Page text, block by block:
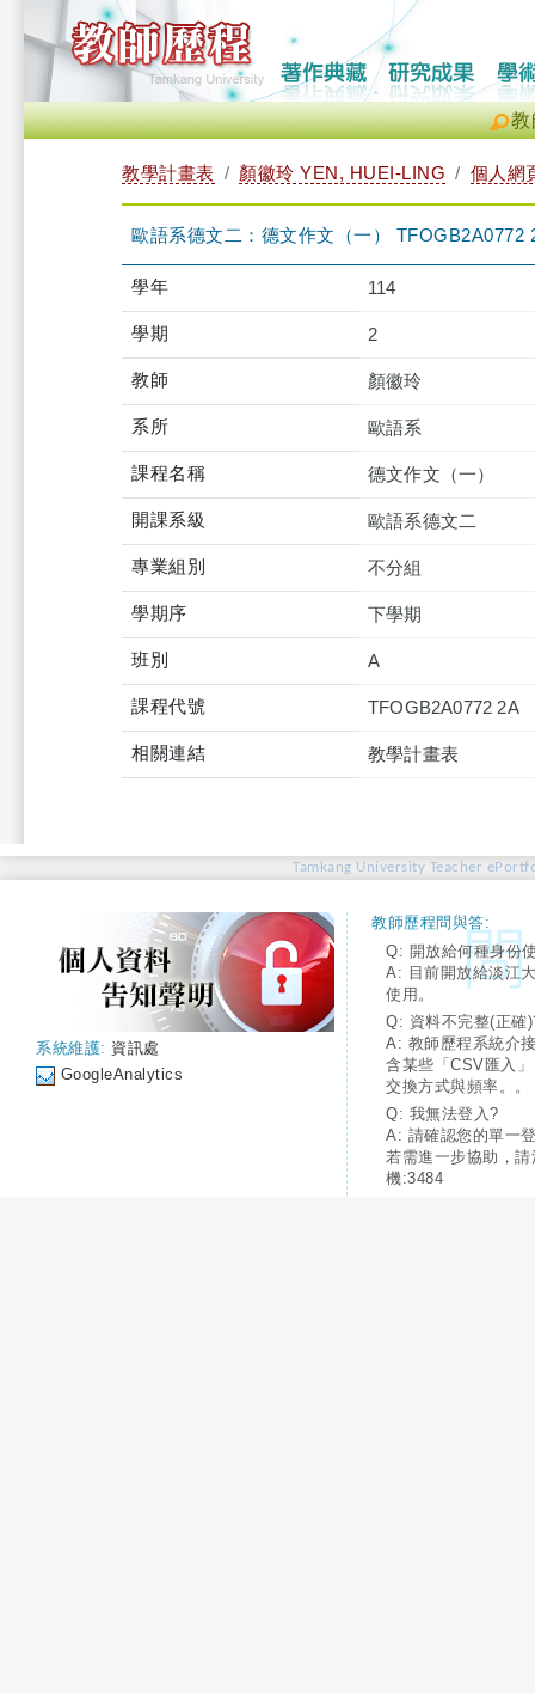
教
教學計畫表 顏徽玲 YEN, HUEI-LING 個人網
歐語系德文二：德文作文（一） TFOGB2A0772
學年 114
學期 2
教師 顏徽玲
系所 歐語系
課程名稱 德文作文（一）
開課系級 歐語系德文二
專業組別 不分組
學期序 下學期
班別 A
課程代號 TFOGB2A0772 2A
相關連結 教學計畫表
Tamkang University Teacher
系統維護: 資訊處
GoogleAnalytics
教師歷程問與答:
Q: 開放給何種身份
A: 目前開放給淡江
使用。
Q: 資料不完整(正確
A: 教師歷程系統介
含某些「CSV匯入
交換方式與頻率。。
Q: 我無法登入?
A: 請確認您的單一
若需進一步協助，
機:3484